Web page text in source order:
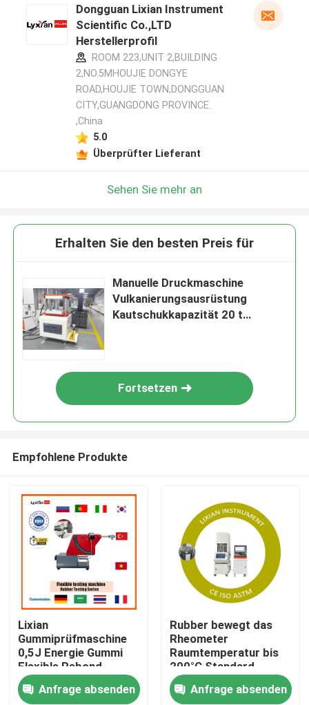
Heim
Produkte
VR-Show
Dongguan Lixian Instrument
Scientific Co.,LTD
Herstellerprofil
ROOM 223,UNIT 2,BUILDING
2,NO.5MHOUJIE DONGYE
ROAD,HOUJIE TOWN,DONGGUAN
CITY,GUANGDONG PROVINCE.
,China
5.0
Überprüfter Lieferant
Sehen Sie mehr an
Erhalten Sie den besten Preis für
Manuelle Druckmaschine
Vulkanierungsausrüstung
Kautschukkapazität 20 t
Fortsetzen
Empfohlene Produkte
Lixian
Gummiprüfmaschine
0,5J Energie Gummi
Flexible Rebond
Widerstandsfähigkeit
Prüfgerät
Anfrage absenden
Rubber bewegt das
Rheometer
Raumtemperatur bis
200°C Standard
erfüllt, ISO 6502
Druck 0,5 Mpa-0,65
Anfrage absenden